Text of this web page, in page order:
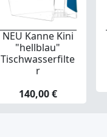
NEU Kanne Kini
"hellblau"
Tischwasserfilte
r
140,00 €